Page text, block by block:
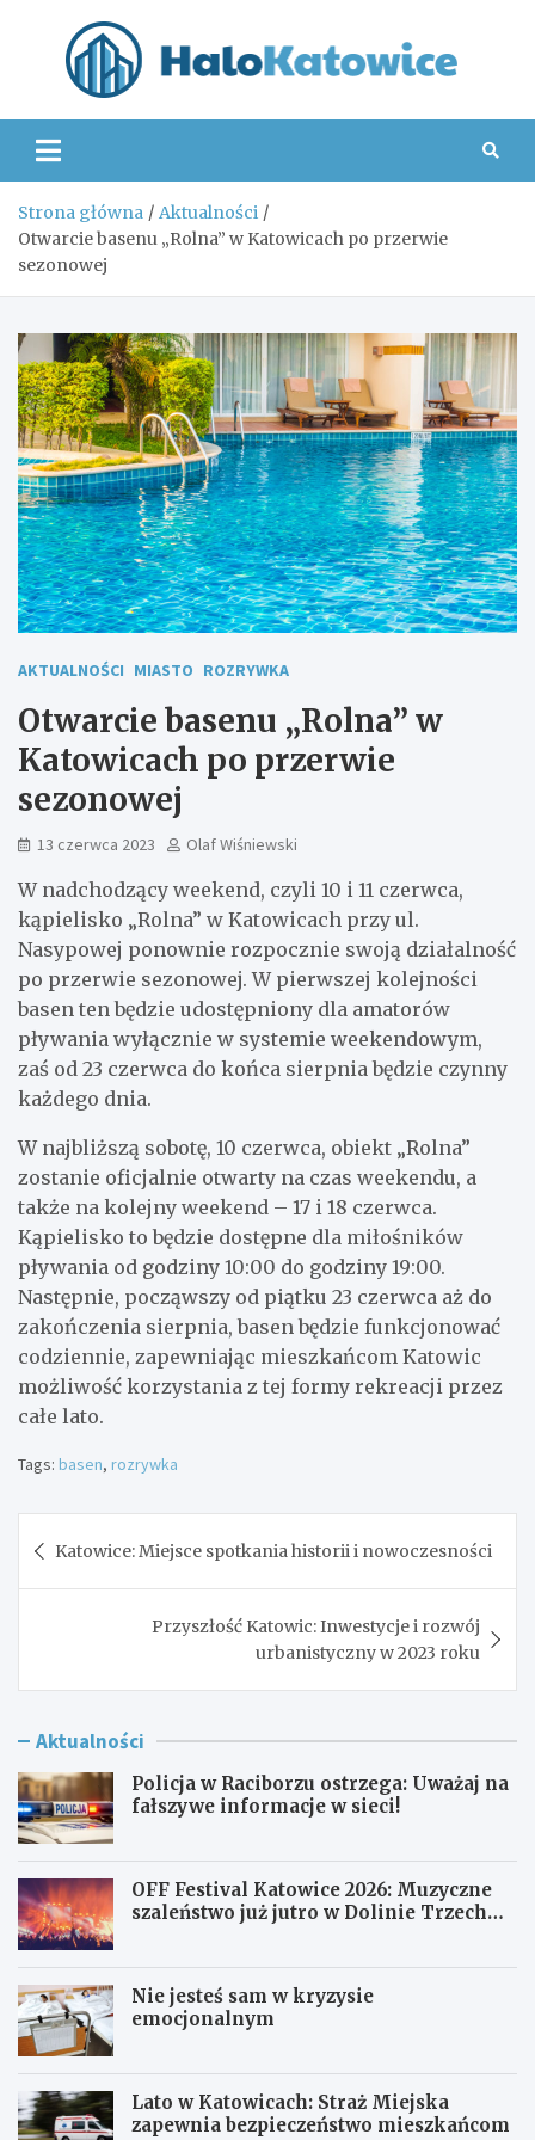
Strona główna
Aktualności
Otwarcie basenu „Rolna” w Katowicach po przerwie
sezonowej
AKTUALNOŚCI MIASTO ROZRYWKA
Otwarcie basenu „Rolna” w
Katowicach po przerwie
sezonowej
13 czerwca 2023 Olaf Wiśniewski
W nadchodzący weekend, czyli 10 i 11 czerwca,
kąpielisko „Rolna” w Katowicach przy ul.
Nasypowej ponownie rozpocznie swoją działalność
po przerwie sezonowej. W pierwszej kolejności
basen ten będzie udostępniony dla amatorów
pływania wyłącznie w systemie weekendowym,
zaś od 23 czerwca do końca sierpnia będzie czynny
każdego dnia.
W najbliższą sobotę, 10 czerwca, obiekt „Rolna”
zostanie oficjalnie otwarty na czas weekendu, a
także na kolejny weekend – 17 i 18 czerwca.
Kąpielisko to będzie dostępne dla miłośników
pływania od godziny 10:00 do godziny 19:00.
Następnie, począwszy od piątku 23 czerwca aż do
zakończenia sierpnia, basen będzie funkcjonować
codziennie, zapewniając mieszkańcom Katowic
możliwość korzystania z tej formy rekreacji przez
całe lato.
Tags: basen, rozrywka
wpisu
Katowice: Miejsce spotkania historii i nowoczesności
Przyszłość Katowic: Inwestycje i rozwój
urbanistyczny w 2023 roku
Aktualności
Policja w Raciborzu ostrzega: Uważaj na
fałszywe informacje w sieci!
OFF Festival Katowice 2026: Muzyczne
szaleństwo już jutro w Dolinie Trzech
Nie jesteś sam w kryzysie
emocjonalnym
Lato w Katowicach: Straż Miejska
zapewnia bezpieczeństwo mieszkańcom